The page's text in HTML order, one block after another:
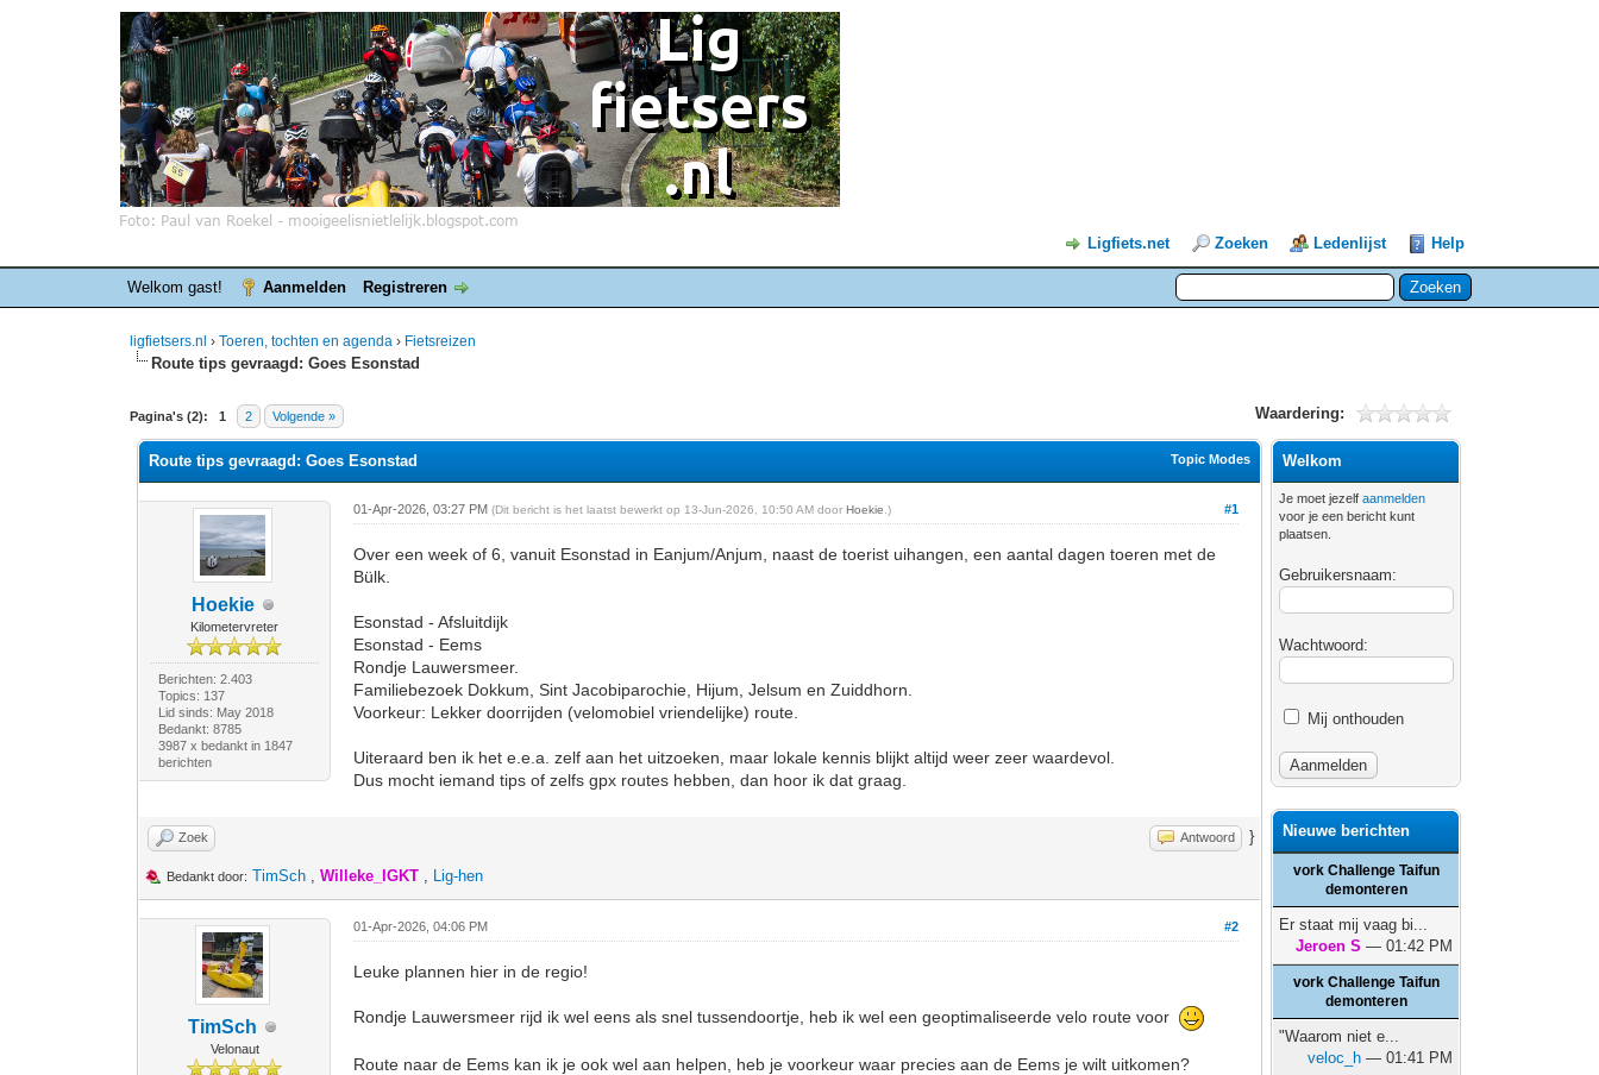
Ligfiets.net Zoeken Ledenlijst Help
Welkom gast! Aanmelden Registreren
ligfietsers.nl ›Toeren, tochten en agenda › Fietsreizen
Route tips gevraagd: Goes Esonstad
Pagina's (2): 1 2 Volgende » Waardering:
0 stemmen - gemiddelde waardering is 0
1
2
3
4
5
Topic Modes
Route tips gevraagd: Goes Esonstad
Hoekie
Kilometervreter
Berichten: 2.403
Topics: 137
Lid sinds: May 2018
Bedankt: 8785
3987 x bedankt in 1847
berichten
#1
01-Apr-2026, 03:27 PM(Dit bericht is het laatst bewerkt op 13-Jun-2026, 10:50 AM doorHoekie .)
Over een week of 6, vanuit Esonstad in Eanjum/Anjum, naast de toerist uihangen, een aantal dagen toeren met de
Bülk.
Esonstad - Afsluitdijk
Esonstad - Eems
Rondje Lauwersmeer.
Familiebezoek Dokkum, Sint Jacobiparochie, Hijum, Jelsum en Zuiddhorn.
Voorkeur: Lekker doorrijden (velomobiel vriendelijke) route.
Uiteraard ben ik het e.e.a. zelf aan het uitzoeken, maar lokale kennis blijkt altijd weer zeer waardevol.
Dus mocht iemand tips of zelfs gpx routes hebben, dan hoor ik dat graag.
Zoek Antwoord }
Bedankt door: TimSch ,Willeke_IGKT , Lig-hen
TimSch
Velonaut
#2
01-Apr-2026, 04:06 PM
Leuke plannen hier in de regio!
Rondje Lauwersmeer rijd ik wel eens als snel tussendoortje, heb ik wel een geoptimaliseerde velo route voor
Route naar de Eems kan ik je ook wel aan helpen, heb je voorkeur waar precies aan de Eems je wilt uitkomen?
Welkom
Je moet jezelfaanmelden
voor je een bericht kunt
plaatsen.
Gebruikersnaam:
Wachtwoord:
Mij onthouden
Nieuwe berichten
vork Challenge Taifun
demonteren
Er staat mij vaag bi...
Jeroen S — 01:42 PM
vork Challenge Taifun
demonteren
"Waarom niet e...
veloc_h — 01:41 PM